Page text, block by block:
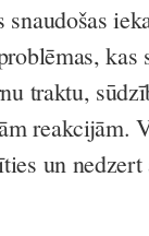
traktu,
reakcijām.
un